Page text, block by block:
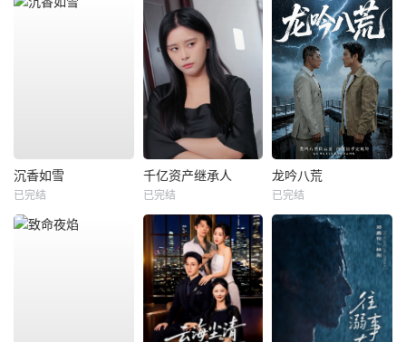
沉香如雪
已完结
千亿资产继承人
已完结
龙吟八荒
已完结